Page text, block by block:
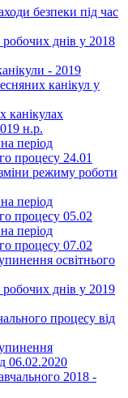
безпеки під час
днів у 2018
- 2019
канікул у
канікулах
н.р.
період
процесу 24.01
режиму роботи
період
процесу 05.02
період
процесу 07.02
освітнього
днів у 2019
процесу від
06.02.2020
2018 -